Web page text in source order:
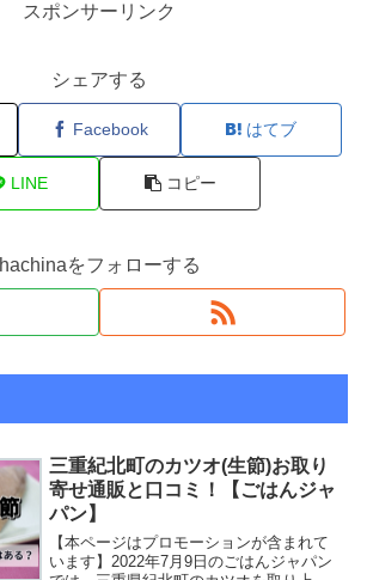
スポンサーリンク
シェアする
Facebook はてブ
LINE コピー
hachinaをフォローする
三重紀北町のカツオ(生節)お取り
寄せ通販と口コミ！【ごはんジャ
パン】
【本ページはプロモーションが含まれて
います】2022年7月9日のごはんジャパン